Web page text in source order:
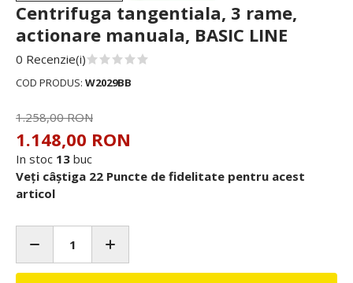
Centrifuga tangentiala, 3 rame,
actionare manuala, BASIC LINE
0 Recenzie(i)
COD PRODUS: W2029BB
1.258,00 RON
1.148,00 RON
In stoc 13 buc
Veți câștiga 22 Puncte de fidelitate pentru acest
articol